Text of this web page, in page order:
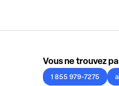
Vous ne trouvez
1 855 979-7275